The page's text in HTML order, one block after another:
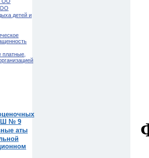
ОО
детей и
платные,
№ 9
аты